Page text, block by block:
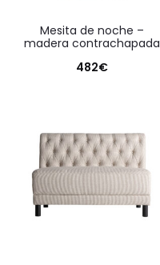
mesita de noche –
madera contrachapada
482€